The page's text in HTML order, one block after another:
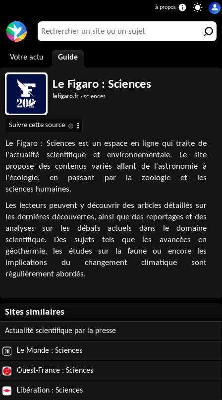
Votre actu Guide
Le Figaro : Sciences
lefigaro.fr › sciences
Le Figaro : Sciences est un espace en ligne qui traite de
l'actualité scientifique et environnementale. Le site
propose des contenus variés allant de l'astronomie à
l'écologie, en passant par la zoologie et les
sciences humaines.
Les lecteurs peuvent y découvrir des articles détaillés sur
les dernières découvertes, ainsi que des reportages et des
analyses sur les débats actuels dans le domaine
scientifique. Des sujets tels que les avancées en
géothermie, les études sur la faune ou encore les
implications du changement climatique sont
régulièrement abordés.
Actualité scientifique par la presse
Le Monde : Sciences
Ouest-France : Sciences
Libération : Sciences